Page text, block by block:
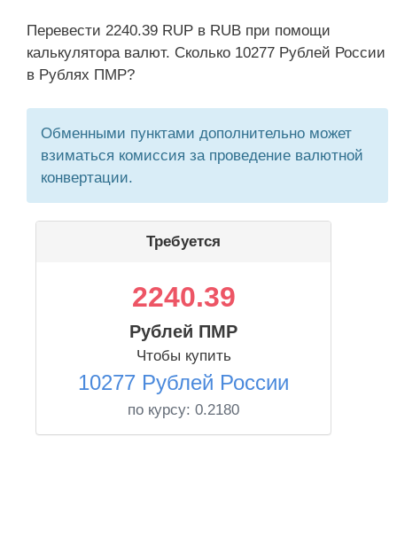
Перевести 2240.39 RUP в RUB при помощи
калькулятора валют. Сколько 10277 Рублей России
в Рублях ПМР?
Обменными пунктами дополнительно может
взиматься комиссия за проведение валютной
конвертации.
Требуется
2240.39
Рублей ПМР
Чтобы купить
10277 Рублей России
по курсу: 0.2180